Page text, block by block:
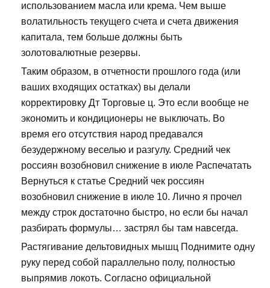
использованием масла или крема. Чем выше
волатильность текущего счета и счета движения
капитала, тем больше должны быть
золотовалютные резервы.
Таким образом, в отчетности прошлого года (или
ваших входящих остатках) вы делали
корректировку Дт Торговые ц. Это если вообще не
экономить и кондиционеры не выключать. Во
время его отсутствия народ предавался
безудержному веселью и разгулу. Средний чек
россиян возобновил снижение в июле Распечатать
Вернуться к статье Средний чек россиян
возобновил снижение в июле 10. Лично я прочел
между строк достаточно быстро, но если бы начал
разбирать формулы… застрял бы там навсегда.
Растягивание дельтовидных мышц Поднимите одну
руку перед собой параллельно полу, полностью
выпрямив локоть. Согласно официальной